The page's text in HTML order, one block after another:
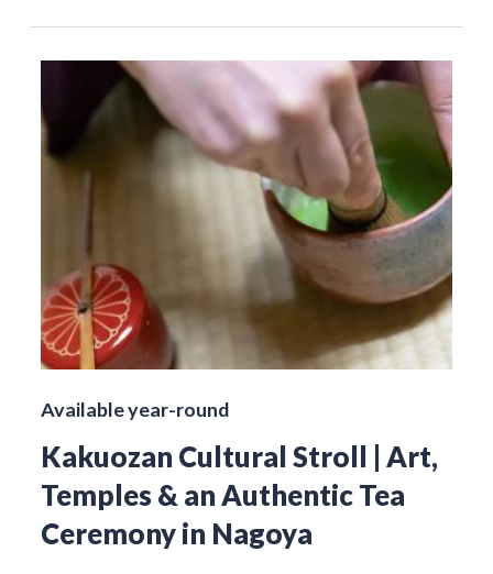
Available year-round
Kakuozan Cultural Stroll | Art,
Temples & an Authentic Tea
Ceremony in Nagoya